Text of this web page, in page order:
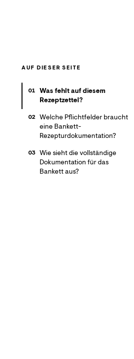
AUF DIESER SEITE
01 Was fehlt auf diesem
Rezeptzettel?
02 Welche Pflichtfelder braucht
eine Bankett-
Rezepturdokumentation?
03 Wie sieht die vollständige
Dokumentation für das
Bankett aus?